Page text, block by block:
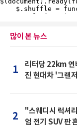
많이 본 뉴스
1
리터당 22km 연
진 현대차 '그랜
2
"스웨디시 럭셔
엄 전기 SUV 판